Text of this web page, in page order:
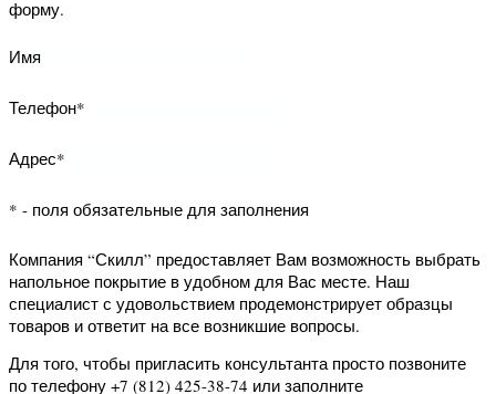
(812) 425-38-74 или заполните
Имя
Телефон*
Адрес*